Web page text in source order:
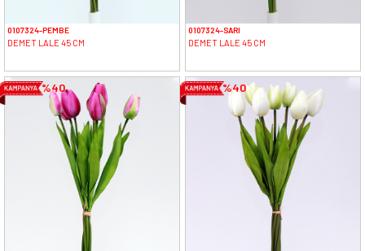
0107324-PEMBE
DEMET LALE 45 CM
0107324-SARI
DEMET LALE 45 CM
%40 %40